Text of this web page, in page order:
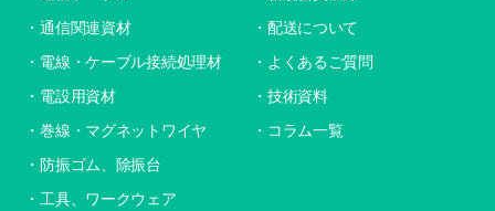
通信関連資材
電線・ケーブル接続処理材
電設用資材
巻線・マグネットワイヤ
防振ゴム、除振台
工具、ワークウェア
配送について
よくあるご質問
技術資料
コラム一覧